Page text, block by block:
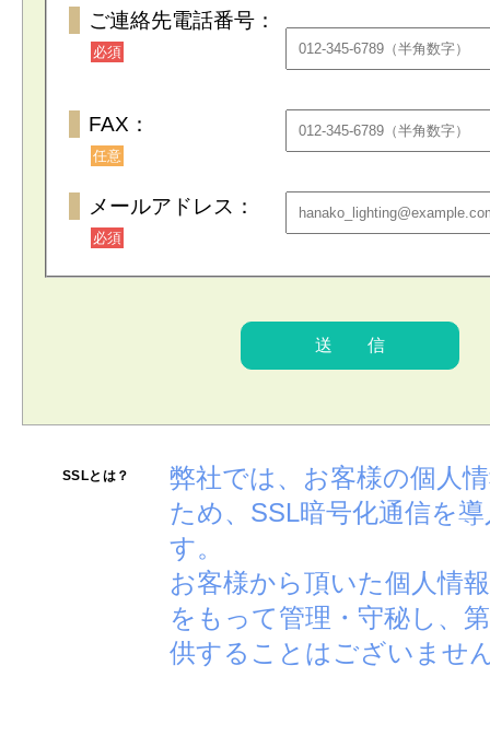
ご連絡先電話番号：
必須
FAX：
任意
メールアドレス：
必須
SSLとは？
弊社では、お客様の個人
ため、SSL暗号化通信を
す。
お客様から頂いた個人情
をもって管理・守秘し、
供することはございませ